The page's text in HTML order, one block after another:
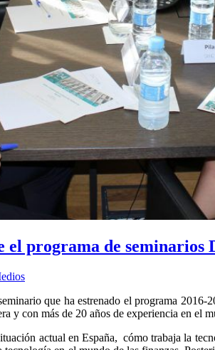
el programa de seminarios
que ha estrenado el programa
y con más de 20 años de experiencia en el
actual en España, cómo trabaja la